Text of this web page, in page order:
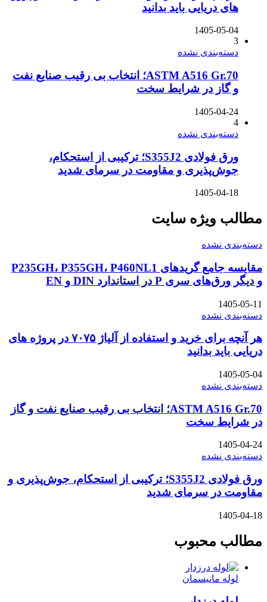
های دریایی باید بدانید
1405-05-04
3
دسته‌بندی نشده
ASTM A516 Gr.70؛ انتخاب بی رقیب صنایع نفت
و گاز در شرایط سخت
1405-04-24
4
دسته‌بندی نشده
ورق فولادی S355J2؛ ترکیبی از استحکام،
جوش‌پذیری و مقاومت در سرمای شدید
1405-04-18
مطالب ویژه سایت
دسته‌بندی نشده
مقایسه جامع گریدهای P235GH، P355GH، P460NL1
و دیگر ورق‌های سری P در استاندارد DIN و EN
1405-05-11
دسته‌بندی نشده
هر آنچه برای خرید و استفاده از آلیاژ ۷۰۷۵ در پروژه های
دریایی باید بدانید
1405-05-04
دسته‌بندی نشده
ASTM A516 Gr.70؛ انتخاب بی رقیب صنایع نفت و گاز
در شرایط سخت
1405-04-24
دسته‌بندی نشده
ورق فولادی S355J2؛ ترکیبی از استحکام، جوش‌پذیری و
مقاومت در سرمای شدید
1405-04-18
مطالب محبوب
لوله مانیسمان